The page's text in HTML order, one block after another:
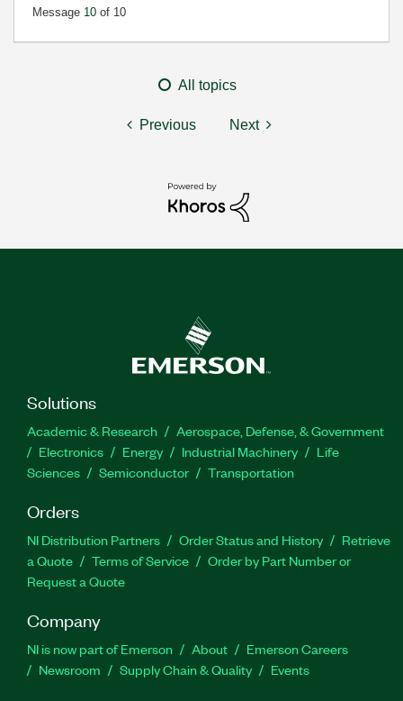
Message 10 of 10
All topics
Previous Next
Solutions
Academic & Research
Aerospace, Defense, & Government
Electronics
Energy Industrial Machinery
Life
Sciences
Semiconductor Transportation
Orders
NI Distribution Partners Order Status and History
Retrieve
a Quote
Terms of Service
Order by Part Number or
Request a Quote
Company
NI is now part of Emerson About
Emerson Careers
Newsroom
Supply Chain & Quality Events